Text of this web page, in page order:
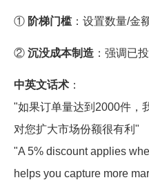
① 阶梯门槛：设置数量/金
② 沉没成本制造 ：强调已
中英文话术 ：
"如果订单量达到2000件，
对您扩大市场份额很有利"
"A 5% discount applies
helps you capture more